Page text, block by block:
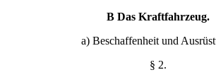
B Das Kraftfahrzeug.
a) Beschaffenheit und
§ 2.